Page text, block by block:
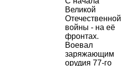
Великой
Отечественной
войны - на её
фронтах.
Воевал
заряжающим
орудия 77-го